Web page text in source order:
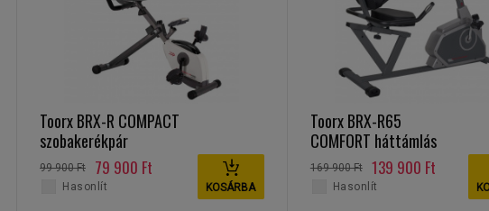
Toorx BRX-R COMPACT
szobakerékpár
99 900 Ft 79 900 Ft
KOSÁRBA
Hasonlít
Toorx BRX-R65
COMFORT háttámlás
szobakerékpár
169 900 Ft 139 900 Ft
Hasonlít